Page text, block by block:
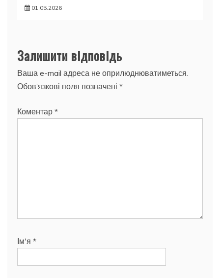
01.05.2026
Залишити відповідь
Ваша e-mail адреса не оприлюднюватиметься.
Обов’язкові поля позначені *
Коментар *
Ім'я *